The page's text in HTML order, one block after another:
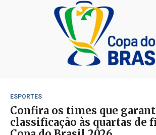
ESPORTES
Confira os times que
classificação às quartas de